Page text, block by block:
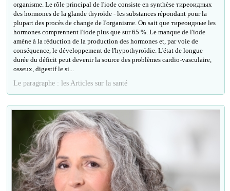
organisme. Le rôle principal de l'iode consiste en synthèse тиреоидных
des hormones de la glande thyroïde - les substances répondant pour la
plupart des procès de change de l'organisme. On sait que тиреоидные les
hormones comprennent l'iode plus que sur 65 %. Le manque de l'iode
amène à la réduction de la production des hormones et, par voie de
conséquence, le développement de l'hypothyroïdie. L'état de longue
durée du déficit peut devenir la source des problèmes cardio-vasculaire,
osseux, digestif le si...
Le paragraphe : les Articles sur la santé